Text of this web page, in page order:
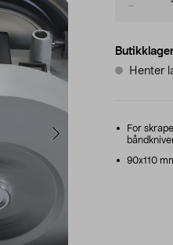
Henter
For
90x110